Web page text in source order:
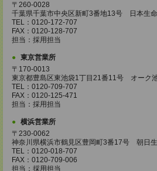
〒260-0028
千葉県千葉市中央区新町3番地13号 日本生
TEL：0120-172-707
FAX：0120-128-707
担当：採用担当
東京営業所
〒170-0013
東京都豊島区東池袋1丁目21番11号 オーク
TEL：0120-709-707
FAX：0120-125-471
担当：採用担当
横浜営業所
〒230-0062
神奈川県横浜市鶴見区豊岡町3番17号 朝日
TEL：0120-018-707
FAX：0120-709-006
担当：採用担当